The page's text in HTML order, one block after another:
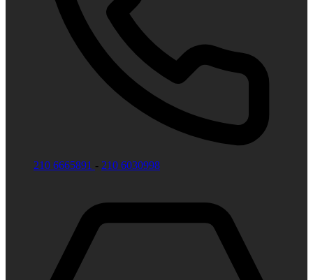
210 6665891 - 210 6030998